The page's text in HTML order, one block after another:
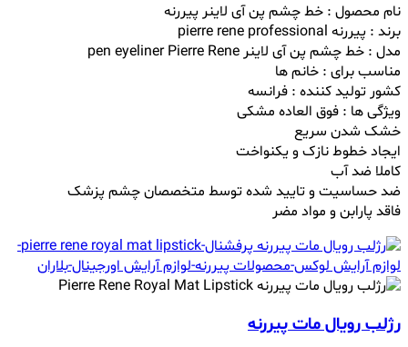
نام محصول : خط چشم پن آی لاینر پیررنه
برند : پیررنه pierre rene professional
مدل : خط چشم پن آی لاینر pen eyeliner Pierre Rene
مناسب برای : خانم ها
کشور تولید کننده : فرانسه
ویژگی ها : فوق العاده مشکی
خشک شدن سریع
ایجاد خطوط نازک و یکنواخت
کاملا ضد آب
ضد حساسیت و تایید شده توسط متخصصان چشم پزشک
فاقد پارابن و مواد مضر
رژلب رویال مات پیررنه